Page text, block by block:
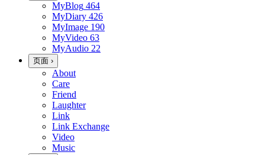
MyBlog 464
MyDiary 426
MyImage 190
MyVideo 63
MyAudio 22
页面 ›
About
Care
Friend
Laughter
Link
Link Exchange
Video
Music